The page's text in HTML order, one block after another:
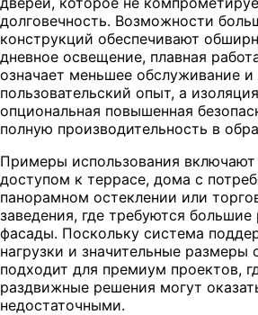
долговечность. Возможности
конструкций обеспечивают
дневное освещение, плавная
означает меньшее обслуживание
пользовательский опыт, а
опциональная повышенная
полную производительность в
Примеры использования
доступом к террасе, дома с
панорамном остеклении или
заведения, где требуются
фасады. Поскольку система
нагрузки и значительные размеры
подходит для премиум проектов,
раздвижные решения могут
недостаточными.